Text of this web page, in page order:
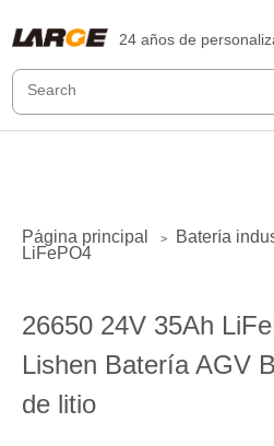
24 años de
Página principal > Batería
LiFePO4
26650 24V 35Ah
Lishen Batería AGV
de litio